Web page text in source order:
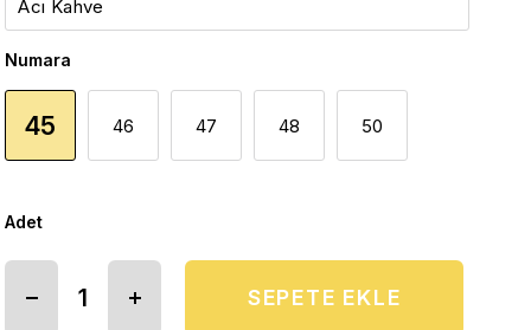
Numara
45 46 47 48 50
Adet